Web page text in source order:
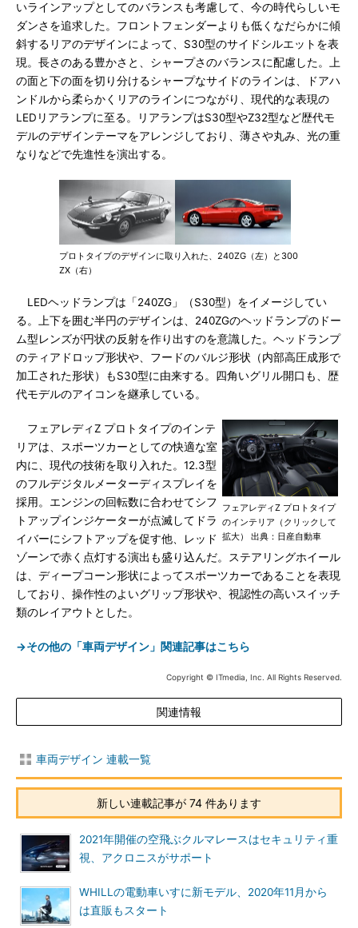
いラインアップとしてのバランスも考慮して、今の時代らしいモ
ダンさを追求した。フロントフェンダーよりも低くなだらかに傾
斜するリアのデザインによって、S30型のサイドシルエットを表
現。長さのある豊かさと、シャープさのバランスに配慮した。上
の面と下の面を切り分けるシャープなサイドのラインは、ドアハ
ンドルから柔らかくリアのラインにつながり、現代的な表現の
LEDリアランプに至る。リアランプはS30型やZ32型など歴代モ
デルのデザインテーマをアレンジしており、薄さや丸み、光の重
なりなどで先進性を演出する。
プロトタイプのデザインに取り入れた、240ZG（左）と300
ZX（右）
LEDヘッドランプは「240ZG」（S30型）をイメージしてい
る。上下を囲む半円のデザインは、240ZGのヘッドランプのドー
ム型レンズが円状の反射を作り出すのを意識した。ヘッドランプ
のティアドロップ形状や、フードのバルジ形状（内部高圧成形で
加工された形状）もS30型に由来する。四角いグリル開口も、歴
代モデルのアイコンを継承している。
フェアレディZ プロトタイプ
のインテリア（クリックして
拡大） 出典：日産自動車
フェアレディZ プロトタイプのインテ
リアは、スポーツカーとしての快適な室
内に、現代の技術を取り入れた。12.3型
のフルデジタルメーターディスプレイを
採用。エンジンの回転数に合わせてシフ
トアップインジケーターが点滅してドラ
イバーにシフトアップを促す他、レッド
ゾーンで赤く点灯する演出も盛り込んだ。ステアリングホイール
は、ディープコーン形状によってスポーツカーであることを表現
しており、操作性のよいグリップ形状や、視認性の高いスイッチ
類のレイアウトとした。
→その他の「車両デザイン」関連記事はこちら
Copyright © ITmedia, Inc. All Rights Reserved.
関連情報
車両デザイン 連載一覧
新しい連載記事が 74 件あります
2021年開催の空飛ぶクルマレースはセキュリティ重
視、アクロニスがサポート
WHILLの電動車いすに新モデル、2020年11月から
は直販もスタート